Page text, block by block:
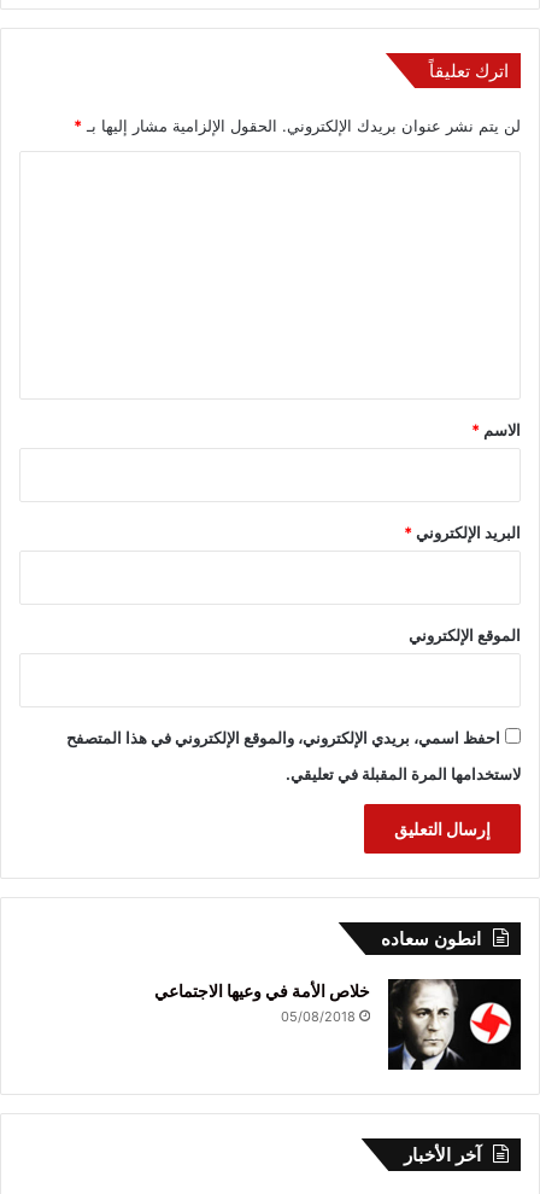
اترك تعليقاً
لن يتم نشر عنوان بريدك الإلكتروني. الحقول الإلزامية مشار إليها بـ *
*
الاسم *
البريد الإلكتروني*
الموقع الإلكتروني
احفظ اسمي، بريدي الإلكتروني، والموقع الإلكتروني في هذا المتصفح
لاستخدامها المرة المقبلة في تعليقي.
انطون سعاده
خلاص الأمة في وعيها الاجتماعي
05/08/2018
آخر الأخبار